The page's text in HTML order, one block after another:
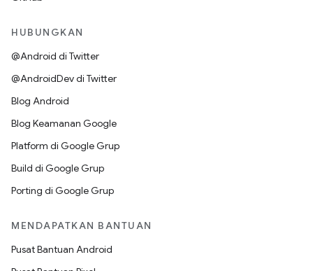
HUBUNGKAN
@Android di Twitter
@AndroidDev di Twitter
Blog Android
Blog Keamanan Google
Platform di Google Grup
Build di Google Grup
Porting di Google Grup
MENDAPATKAN BANTUAN
Pusat Bantuan Android